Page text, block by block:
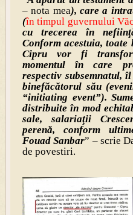
– nota mea), care a
(în timpul guvernului
cu trecerea în
Conform acestuia,
Cipru vor fi
momentul în care
respectiv subsemnatul,
binefăcătorul său
“initiating event”).
distribuite în mod
sale, salariaţii
perenă, conform
Fouad Sanbar” – scrie
de povestiri.